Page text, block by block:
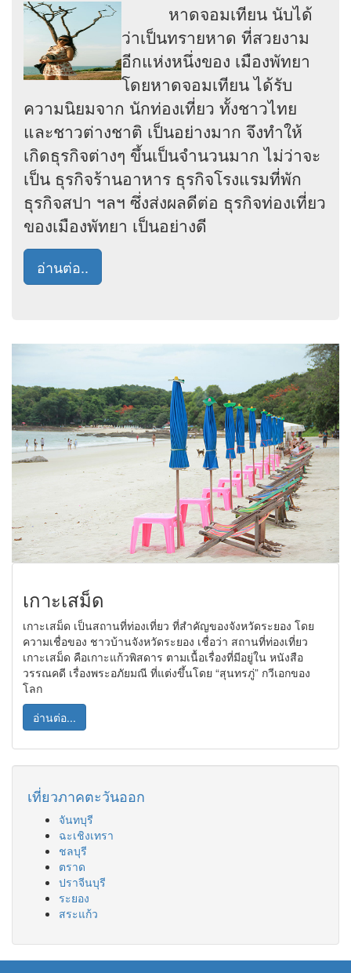
หาดจอมเทียน นับได้
ว่าเป็นทรายหาด ที่สวยงาม
อีกแห่งหนึ่งของ เมืองพัทยา
โดยหาดจอมเทียน ได้รับ
ความนิยมจาก นักท่องเที่ยว ทั้งชาวไทย
และชาวต่างชาติ เป็นอย่างมาก จึงทำให้
เกิดธุรกิจต่างๆ ขึ้นเป็นจำนวนมาก ไม่ว่าจะ
เป็น ธุรกิจร้านอาหาร ธุรกิจโรงแรมที่พัก
ธุรกิจสปา ฯลฯ ซึ่งส่งผลดีต่อ ธุรกิจท่องเที่ยว
ของเมืองพัทยา เป็นอย่างดี
อ่านต่อ..
เกาะเสม็ด
เกาะเสม็ด เป็นสถานที่ท่องเที่ยว ที่สำคัญของจังหวัดระยอง โดย
ความเชื่อของ ชาวบ้านจังหวัดระยอง เชื่อว่า สถานที่ท่องเที่ยว
เกาะเสม็ด คือเกาะแก้วพิสดาร ตามเนื้อเรื่องที่มีอยู่ใน หนังสือ
วรรณคดี เรื่องพระอภัยมณี ที่แต่งขึ้นโดย “สุนทรภู่” กวีเอกของ
โลก
อ่านต่อ...
เที่ยวภาคตะวันออก
จันทบุรี
ฉะเชิงเทรา
ชลบุรี
ตราด
ปราจีนบุรี
ระยอง
สระแก้ว